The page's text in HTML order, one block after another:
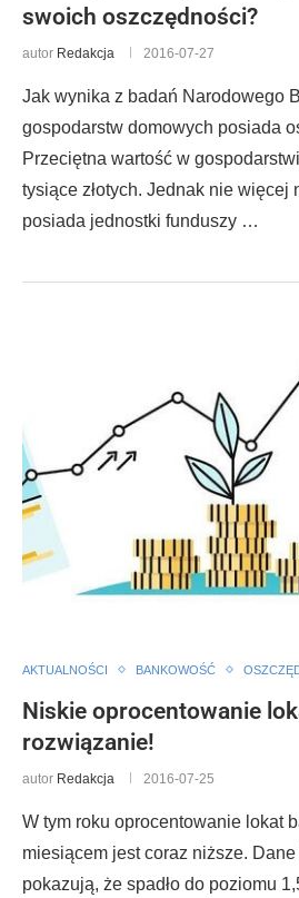
swoich oszczędności?
autor Redakcja 2016-07-27
Jak wynika z badań Narodowego
gospodarstw domowych posiada
Przeciętna wartość w
tysiące złotych. Jednak nie więcej
posiada jednostki funduszy …
AKTUALNOŚCI BANKOWOŚĆ
Niskie oprocentowanie
rozwiązanie!
autor Redakcja 2016-07-25
W tym roku oprocentowanie lokat
miesiącem jest coraz niższe.
pokazują, że spadło do poziomu